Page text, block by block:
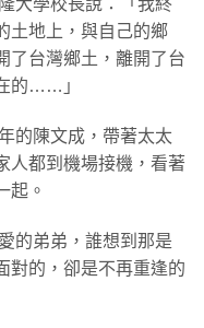
大學校長說：「我終
土地上，與自己的鄉
了台灣鄉土，離開了台
的……」
的陳文成，帶著太太
人都到機場接機，看著
起。
的弟弟，誰想到那是
對的，卻是不再重逢的